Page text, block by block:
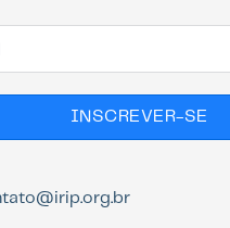
INSCREVER-SE